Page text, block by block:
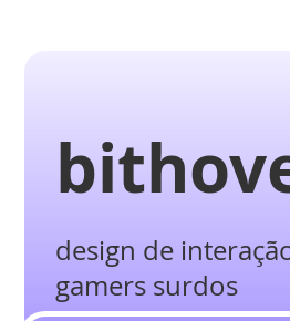
design de
gamers surdos